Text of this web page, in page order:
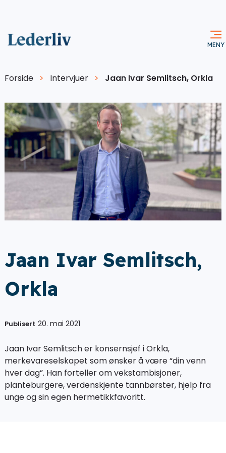
Forside > Intervjuer > Jaan Ivar Semlitsch, Orkla
Jaan Ivar Semlitsch,
Orkla
Publisert 20. mai 2021
Jaan Ivar Semlitsch er konsernsjef i Orkla,
merkevareselskapet som ønsker å være “din venn
hver dag”. Han forteller om vekstambisjoner,
planteburgere, verdenskjente tannbørster, hjelp fra
unge og sin egen hermetikkfavoritt.